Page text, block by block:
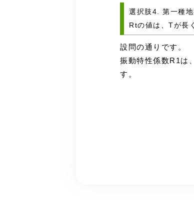
選択肢4. 第一種
Rtの値は、Tが長
設問の通りです。
振動特性係数R1は
す。